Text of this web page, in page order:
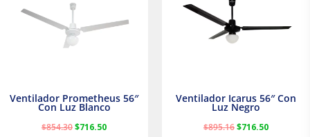
Ventilador Prometheus 56″
Con Luz Blanco
$854.30$716.50
Ventilador Icarus 56″ Con
Luz Negro
$895.16$716.50